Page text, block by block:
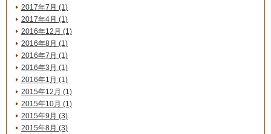
2017年7月 (1)
2017年4月 (1)
2016年12月 (1)
2016年8月 (1)
2016年7月 (1)
2016年3月 (1)
2016年1月 (1)
2015年12月 (1)
2015年10月 (1)
2015年9月 (3)
2015年8月 (3)